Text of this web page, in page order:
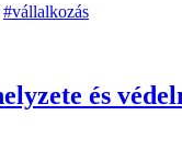
#vállalkozás
és